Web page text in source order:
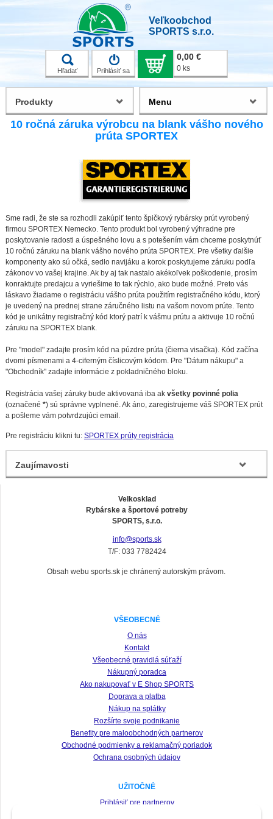
Veľkoobchod
SPORTS s.r.o.
Hľadať Prihlásiť sa
0,00 €
0 ks
10 ročná záruka výrobcu na blank vášho nového
prúta SPORTEX
Sme radi, že ste sa rozhodli zakúpiť tento špičkový rybársky prút vyrobený
firmou SPORTEX Nemecko. Tento produkt bol vyrobený výhradne pre
poskytovanie radosti a úspešného lovu a s potešením vám chceme poskytnúť
10 ročnú záruku na blank vášho nového prúta SPORTEX. Pre všetky ďalšie
komponenty ako sú očká, sedlo navijáku a korok poskytujeme záruku podľa
zákonov vo vašej krajine. Ak by aj tak nastalo akékoľvek poškodenie, prosím
konraktujte predajcu a vyriešime to tak rýchlo, ako bude možné. Preto vás
láskavo žiadame o registráciu vášho prúta použitím registračného kódu, ktorý
je uvedený na prednej strane záručného listu na vašom novom prúte. Tento
kód je unikátny registračný kód ktorý patrí k vášmu prútu a aktivuje 10 ročnú
záruku na SPORTEX blank.
Pre "model" zadajte prosím kód na púzdre prúta (čierna visačka). Kód začína
dvomi písmenami a 4-ciferným číslicovým kódom. Pre "Dátum nákupu" a
"Obchodník" zadajte informácie z pokladničného bloku.
Registrácia vašej záruky bude aktivovaná iba ak všetky povinné polia
(označené *) sú správne vyplnené. Ak áno, zaregistrujeme váš SPORTEX prút
a pošleme vám potvrdzujúci email.
Pre registráciu klikni tu: SPORTEX prúty registrácia
Produkty
Zaujímavosti
Menu
Velkosklad
Rybárske a športové potreby
SPORTS, s.r.o.
info@sports.sk
T/F: 033 7782424
Obsah webu sports.sk je chránený autorským právom.
VŠEOBECNÉ
O nás
Kontakt
Všeobecné pravidlá súťaží
Nákupný poradca
Ako nakupovať v E Shop SPORTS
Doprava a platba
Nákup na splátky
Rozšírte svoje podnikanie
Benefity pre maloobchodných partnerov
Obchodné podmienky a reklamačný poriadok
Ochrana osobných údajov
UŽITOČNÉ
Prihlásiť pre partnerov